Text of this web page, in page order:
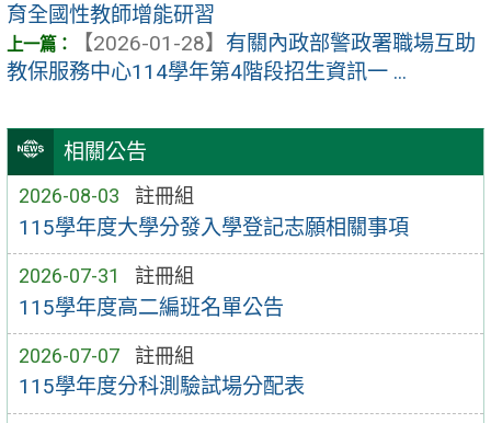
相關公告
2026-08-03 註冊組
115學年度大學分發入學登記志願相關事項
2026-07-31 註冊組
115學年度高二編班名單公告
2026-07-07 註冊組
115學年度分科測驗試場分配表
育全國性教師增能研習
【2026-01-28】 有關內政部警政署職場互助
教保服務中心114學年第4階段招生資訊一 ...